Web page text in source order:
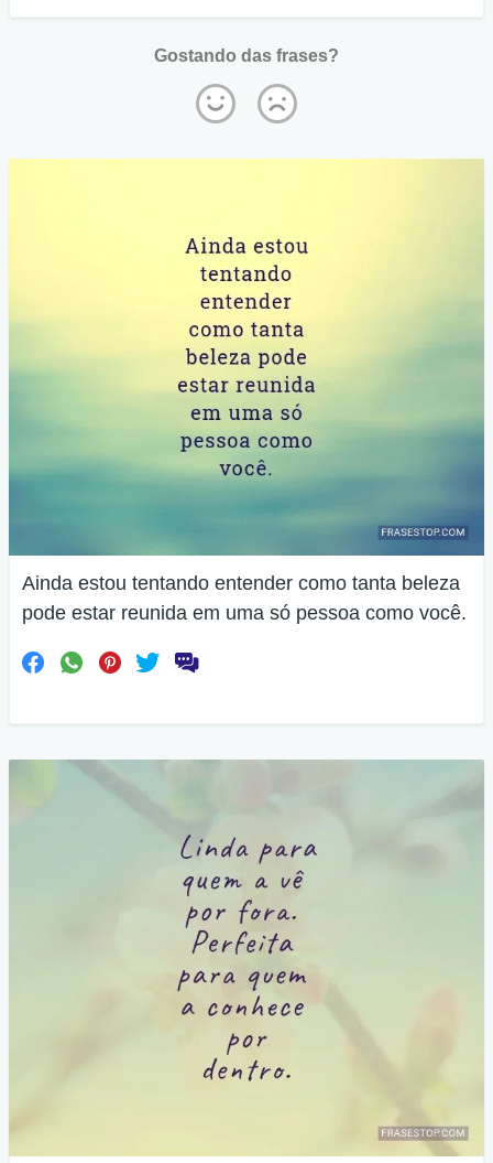
Gostando das frases?
Ainda estou tentando entender como tanta beleza
pode estar reunida em uma só pessoa como você.